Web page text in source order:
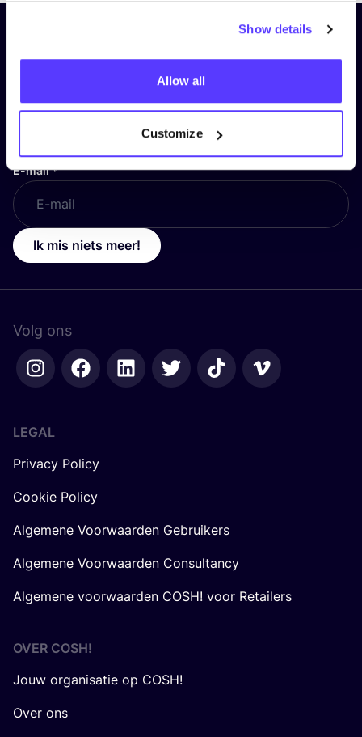
Show details
Allow all
Customize
Schrijf je in op onze nieuwsbrief
en blijf op de hoogte!
Voornaam*
E-mail*
Ik mis niets meer!
Volg ons
LEGAL
Privacy Policy
Cookie Policy
Algemene Voorwaarden Gebruikers
Algemene Voorwaarden Consultancy
Algemene voorwaarden COSH! voor Retailers
OVER COSH!
Jouw organisatie op COSH!
Over ons